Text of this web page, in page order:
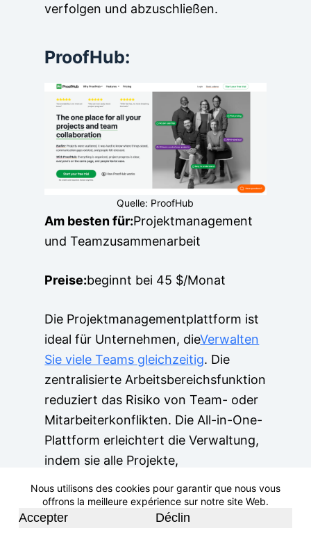
Nous utilisons des cookies pour garantir que nous vous
offrons la meilleure expérience sur notre site Web.
Accepter Déclin
verfolgen und abzuschließen.
ProofHub:
Quelle: ProofHub
Am besten für:Projektmanagement
und Teamzusammenarbeit
Preise:beginnt bei 45 $/Monat
Die Projektmanagementplattform ist
ideal für Unternehmen, dieVerwalten
Sie viele Teams gleichzeitig. Die
zentralisierte Arbeitsbereichsfunktion
reduziert das Risiko von Team- oder
Mitarbeiterkonflikten. Die All-in-One-
Plattform erleichtert die Verwaltung,
indem sie alle Projekte,
Pläne in einem Bereich
zusammenführt.